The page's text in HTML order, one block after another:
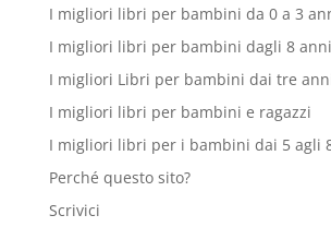
I migliori libri per bambini da 0 a 3
I migliori libri per bambini dagli 8 anni
I migliori Libri per bambini dai tre
I migliori libri per bambini e ragazzi
I migliori libri per i bambini dai 5 agli
Perché questo sito?
Scrivici